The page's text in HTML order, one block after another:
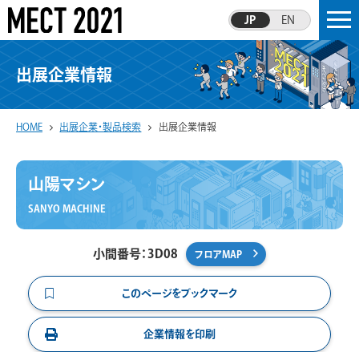
JP EN
出展企業情報
HOME 出展企業・製品検索 出展企業情報
山陽マシン
SANYO MACHINE
小間番号：3D08 フロアMAP
このページをブックマーク
企業情報を印刷